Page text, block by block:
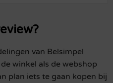
van Belsimpel
winkel als de webshop
plan iets te gaan kopen bij